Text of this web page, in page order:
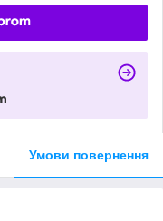
Умови повернення